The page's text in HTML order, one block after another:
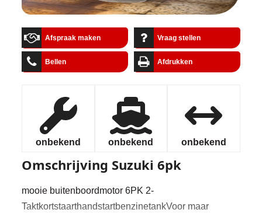
Afspraak maken Vraag stellen
Bellen Afdrukken
onbekend onbekend onbekend
Omschrijving Suzuki 6pk
mooie buitenboordmotor 6PK 2-
TaktkortstaarthandstartbenzinetankVoor maar